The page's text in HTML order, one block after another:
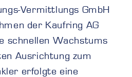
Vermittlungs GmbH
der Kaufring AG
schnellen Wachstums
Ausrichtung zum
erfolgte eine